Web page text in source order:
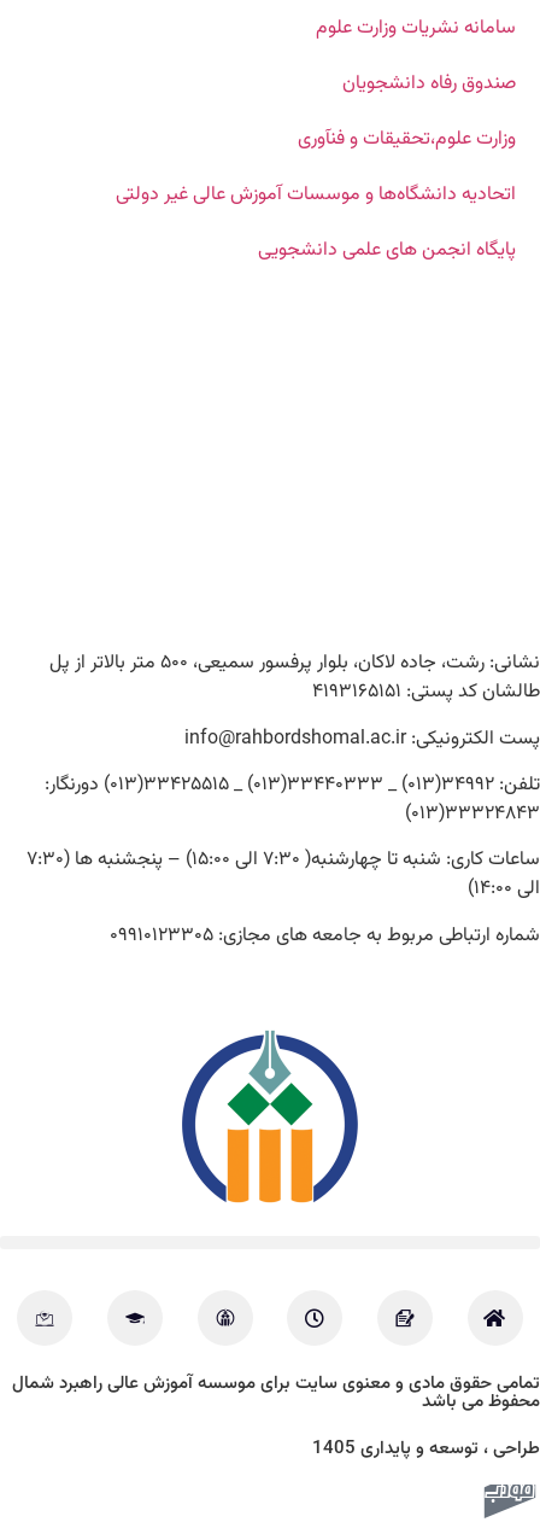
سامانه نشریات وزارت علوم
صندوق رفاه دانشجویان
وزارت علوم،تحقیقات و فنآوری
اتحادیه دانشگاه‌ها و موسسات آموزش عالی غیر دولتی
پایگاه انجمن های علمی دانشجویی
نشانی: رشت، جاده لاکان، بلوار پرفسور سمیعی، ۵۰۰ متر بالاتر از پل
طالشان کد پستی: ۴۱۹۳۱۶۵۱۵۱
پست الکترونیکی: info@rahbordshomal.ac.ir
تلفن: ۳۴۹۹۲(۰۱۳) _ ۳۳۴۴۰۳۳۳(۰۱۳) _ ۳۳۴۲۵۵۱۵(۰۱۳) دورنگار:
۳۳۳۲۴۸۴۳(۰۱۳)
ساعات کاری: شنبه تا چهارشنبه( ۷:۳۰ الی ۱۵:۰۰) – پنجشنبه ها (۷:۳۰
الی ۱۴:۰۰)
شماره ارتباطی مربوط به جامعه های مجازی: ۰۹۹۱۰۱۲۳۳۰۵
تمامی حقوق مادی و معنوی سایت برای موسسه آموزش عالی راهبرد شمال
محفوظ می باشد
طراحی ، توسعه و پایداری 1405